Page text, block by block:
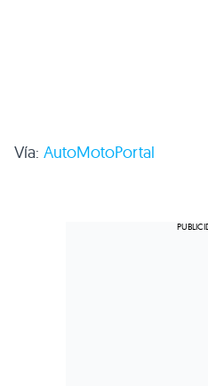
Vía: AutoMotoPortal